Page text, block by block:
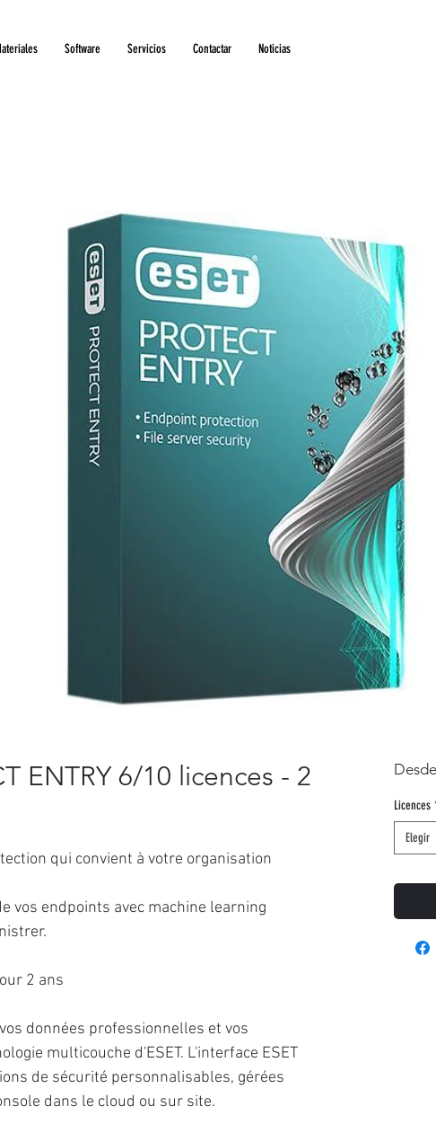
Software Servicios Contactar Noticias
ENTRY 6/10 licences - 2
qui convient à votre organisation
vos endpoints avec machine learning
2 ans
données professionnelles et vos
multicouche d'ESET. L'interface ESET
de sécurité personnalisables, gérées
dans le cloud ou sur site.
Desde
Licences
Elegir